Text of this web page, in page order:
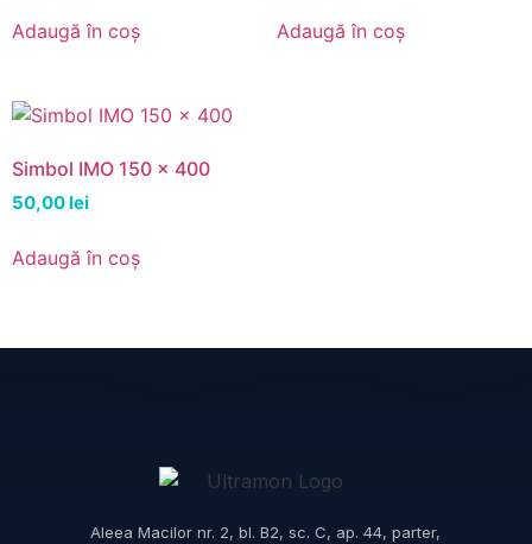
Adaugă în coș Adaugă în coș
Simbol IMO 150 x 400
50,00lei
Adaugă în coș
Aleea Macilor nr. 2, bl. B2, sc. C, ap. 44, parter,